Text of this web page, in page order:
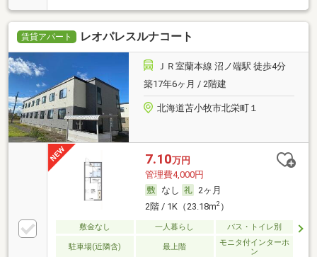
賃貸アパート レオパレスルナコート
ＪＲ室蘭本線 沼ノ端駅 徒歩4分
築17年6ヶ月 / 2階建
北海道苫小牧市北栄町１
7.10万円
管理費4,000円
なし
2ヶ月
2階 / 1K（23.18m2）
敷金なし 一人暮らし バス・トイレ別
駐車場(近隣含) 最上階
モニタ付インターホ
ン